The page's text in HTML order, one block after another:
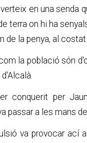
en una senda
terra on hi ha
de la penya, al costat
la població són
conquerit per
passar a les mans
va provocar ací